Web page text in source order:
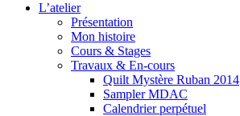
L’atelier
Présentation
Mon histoire
Cours & Stages
Travaux & En-cours
Quilt Mystère Ruban 2014
Sampler MDAC
Calendrier perpétuel